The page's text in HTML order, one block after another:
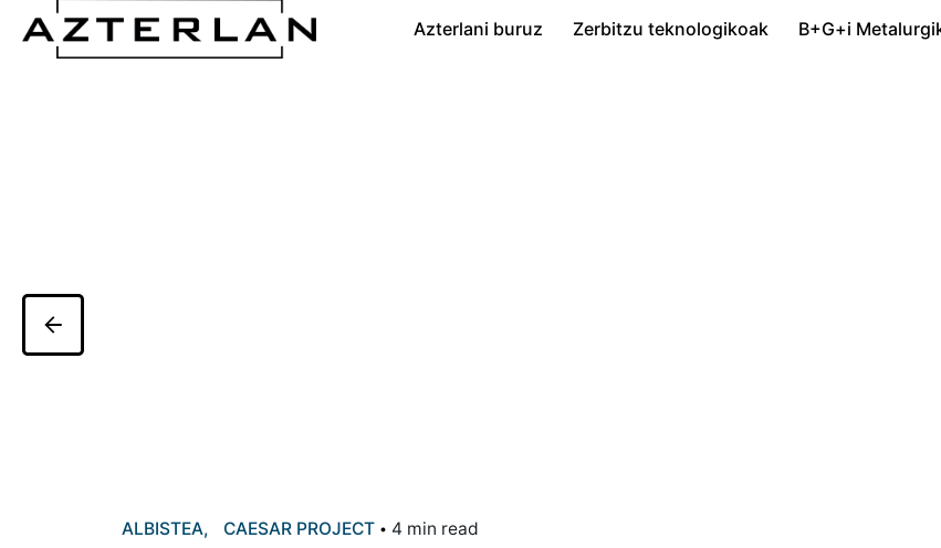
Azterlani buruz Zerbitzu teknologikoak B+G+i
ALBISTEA CAESAR PROJECT 4 min read